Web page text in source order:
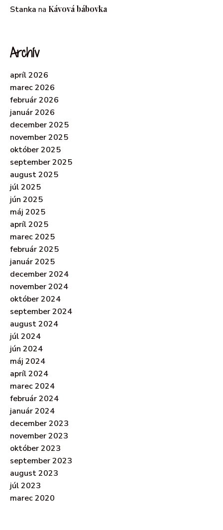
Stanka na Kávová bábovka
Archív
apríl 2026
marec 2026
február 2026
január 2026
december 2025
november 2025
október 2025
september 2025
august 2025
júl 2025
jún 2025
máj 2025
apríl 2025
marec 2025
február 2025
január 2025
december 2024
november 2024
október 2024
september 2024
august 2024
júl 2024
jún 2024
máj 2024
apríl 2024
marec 2024
február 2024
január 2024
december 2023
november 2023
október 2023
september 2023
august 2023
júl 2023
marec 2020